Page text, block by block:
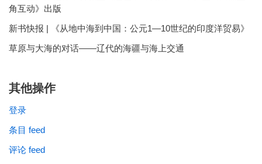
角互动》出版
新书快报 | 《从地中海到中国：公元1—10世纪的印度洋贸易》
草原与大海的对话——辽代的海疆与海上交通
其他操作
登录
条目 feed
评论 feed